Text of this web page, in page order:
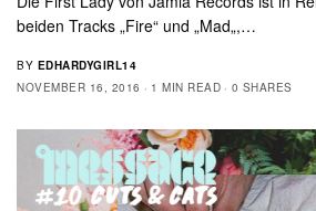
beiden Tracks „Fire“ und „Mad„,…
BY EDHARDYGIRL14
NOVEMBER 16, 2016
1 MIN READ 0 SHARES